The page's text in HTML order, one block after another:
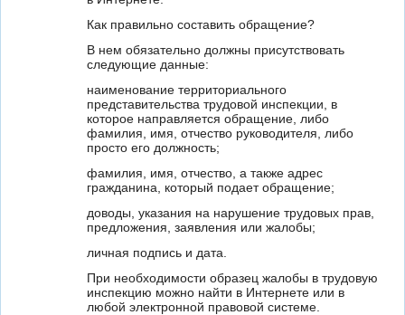
Как правильно составить обращение?
В нем обязательно должны присутствовать
следующие данные:
наименование территориального
представительства трудовой инспекции, в
которое направляется обращение, либо
фамилия, имя, отчество руководителя, либо
просто его должность;
фамилия, имя, отчество, а также адрес
гражданина, который подает обращение;
доводы, указания на нарушение трудовых прав,
предложения, заявления или жалобы;
личная подпись и дата.
При необходимости образец жалобы в трудовую
инспекцию можно найти в Интернете или в
любой электронной правовой системе.